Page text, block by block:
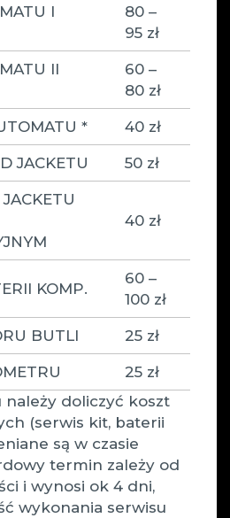
I
80 –
95 zł
II
60 –
80 zł
* 40 zł
JACKETU 50 zł
40 zł
KOMP.
60 –
100 zł
BUTLI 25 zł
25 zł
należy doliczyć koszt
(serwis kit, baterii
są w czasie
termin zależy od
i wynosi ok 4 dni,
wykonania serwisu